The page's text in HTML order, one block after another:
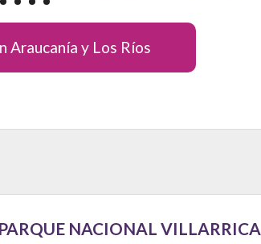
Araucanía y Los Ríos
NACIONAL VILLARRICA